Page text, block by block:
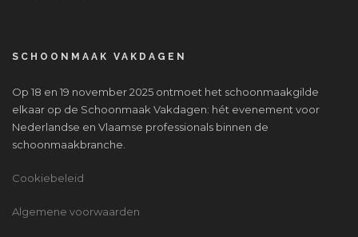
SCHOONMAAK VAKDAGEN
Op 18 en 19 november 2025 ontmoet het schoonmaakgilde
elkaar op de Schoonmaak Vakdagen: hét evenement voor
Nederlandse en Vlaamse professionals binnen de
schoonmaakbranche.
Cookiebeleid
Algemene voorwaarden